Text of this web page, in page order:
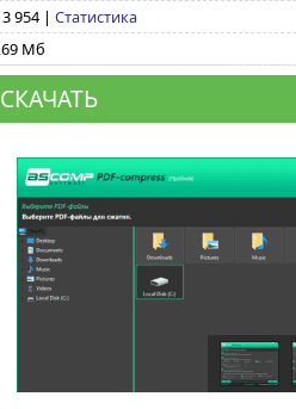
954 | Статистика
Мб
СКАЧАТЬ